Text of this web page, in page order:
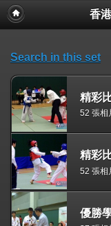
香
Search in this set
精彩
52 張相
精彩比
52 張相
優勝